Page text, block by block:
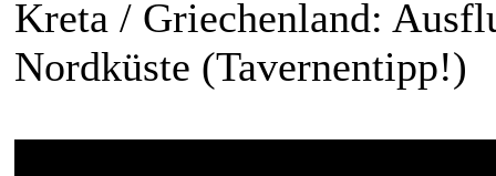
Kreta / Griechenland:
Nordküste (Tavernentipp!)